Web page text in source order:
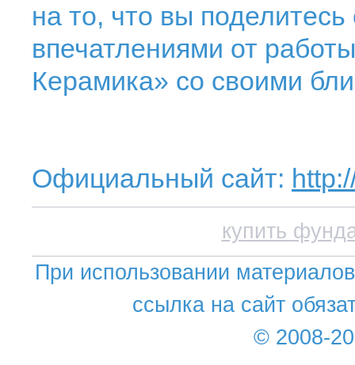
на то, что вы
впечатлениями от
Керамика» со своими
Официальный сайт:
купить
При использовании
ссылка на сайт
© 2008-